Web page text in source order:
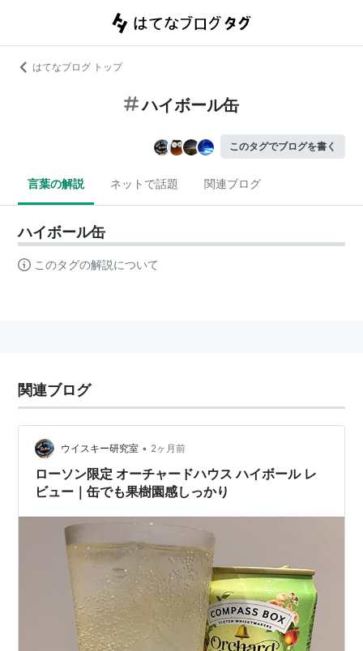
はてなブログ トップ
ハイボール缶
このタグでブログを書く
言葉の解説 ネットで話題 関連ブログ
ハイボール缶
このタグの解説について
関連ブログ
ウイスキー研究室 • 2ヶ月前
ローソン限定 オーチャードハウス ハイボール レ
ビュー｜缶でも果樹園感しっかり